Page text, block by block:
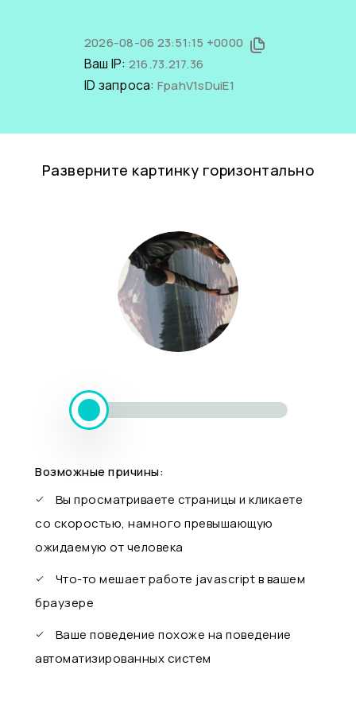
2026-08-06 23:51:15 +0000
Ваш IP: 216.73.217.36
ID запроса: FpahV1sDuiE1
Разверните картинку горизонтально
Возможные причины:
Вы просматриваете страницы и кликаете
со скоростью, намного превышающую
ожидаемую от человека
Что-то мешает работе javascript в вашем
браузере
Ваше поведение похоже на поведение
автоматизированных систем